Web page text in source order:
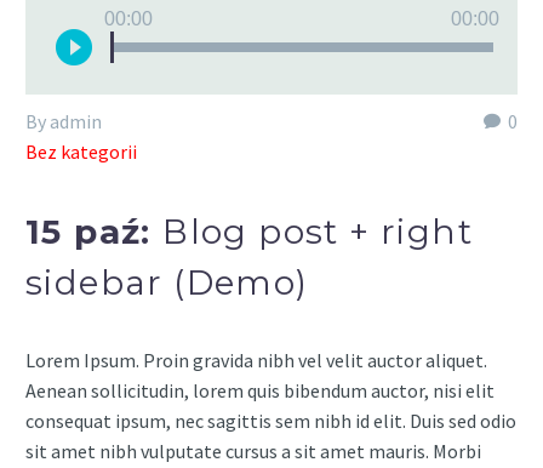
plików
00:00 00:00
0
By admin
Bez kategorii
15 paź: Blog post + right
sidebar (Demo)
Lorem Ipsum. Proin gravida nibh vel velit auctor aliquet.
Aenean sollicitudin, lorem quis bibendum auctor, nisi elit
consequat ipsum, nec sagittis sem nibh id elit. Duis sed odio
sit amet nibh vulputate cursus a sit amet mauris. Morbi